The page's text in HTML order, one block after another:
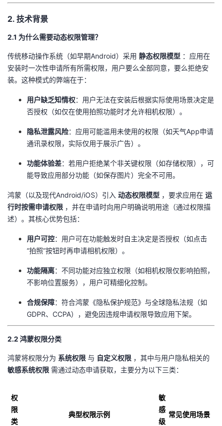
动
关
的
发
者
的
程
我
认
的
我
我
Programs
的
的
技
支
我
的
声
​2. 技术背景​
​2.1 为什么需要动态权限管理？​
传统移动操作系统（如早期Android）采用 ​ ​静态权限模型​ ​ ：应用在
安装时一次性申请所有所需权限，用户要么全部同意，要么拒绝安
装。这种模式的弊端在于：
​用户缺乏知情权​​：用户无法在安装后根据实际使用场景决定是
否授权（如仅在使用拍照功能时才允许相机权限）。
​隐私泄露风险​​：应用可能滥用未使用的权限（如天气App申请
通讯录权限，实际仅用于展示广告）。
​功能体验差​​：若用户拒绝某个非关键权限（如存储权限），可
能导致应用部分功能（如保存图片）完全不可用。
鸿蒙（以及现代Android/iOS）引入 ​ ​动态权限模型​ ​ ，要求应用在 ​ ​运
行时按需申请权限​ ​ ，并在申请时向用户明确说明用途（通过权限描
述）。其核心优势包括：
​用户可控​​：用户可在功能触发时自主决定是否授权（如点击
“拍照”按钮时再申请相机权限）。
​功能隔离​​：不同功能对应独立权限（如相机权限仅影响拍照，
不影响位置服务），用户可精细化控制。
​合规保障​​：符合鸿蒙《隐私保护规范》与全球隐私法规（如
GDPR、CCPA），避免因违规申请权限导致应用下架。
​2.2 鸿蒙权限分类​
鸿蒙将权限分为 ​ ​系统权限​ ​ 与 ​ ​自定义权限​ ​ ，其中与用户隐私相关的 ​
敏感系统权限​ ​ 需通过动态申请获取，主要分为以下三类：
​权
限
类
​典型权限示例​
​敏
感
级
​常见使用场景​